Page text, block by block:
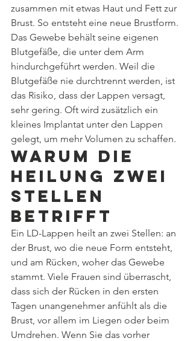
zusammen mit etwas Haut und Fett zur
Brust. So entsteht eine neue Brustform.
Das Gewebe behält seine eigenen
Blutgefäße, die unter dem Arm
hindurchgeführt werden. Weil die
Blutgefäße nie durchtrennt werden, ist
das Risiko, dass der Lappen versagt,
sehr gering. Oft wird zusätzlich ein
kleines Implantat unter den Lappen
gelegt, um mehr Volumen zu schaffen.
Warum die
Heilung zwei
Stellen
betrifft
Ein LD-Lappen heilt an zwei Stellen: an
der Brust, wo die neue Form entsteht,
und am Rücken, woher das Gewebe
stammt. Viele Frauen sind überrascht,
dass sich der Rücken in den ersten
Tagen unangenehmer anfühlt als die
Brust, vor allem im Liegen oder beim
Umdrehen. Wenn Sie das vorher